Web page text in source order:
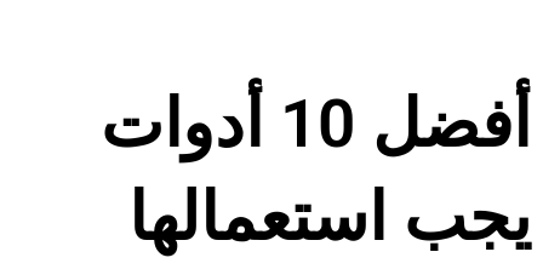
أفضل 10 أدوات
يجب استعمالها